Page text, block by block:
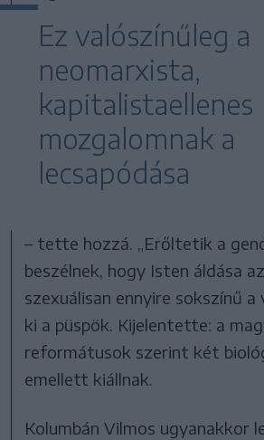
Ez valószínűleg a
neomarxista,
kapitalistaellenes
mozgalomnak a
lecsapódása
– tette hozzá. „Erőltetik a
beszélnek, hogy Isten áldása
szexuálisan ennyire sokszínű a
ki a püspök. Kijelentette: a
reformátusok szerint két
emellett kiállnak.
Kolumbán Vilmos ugyanakkor